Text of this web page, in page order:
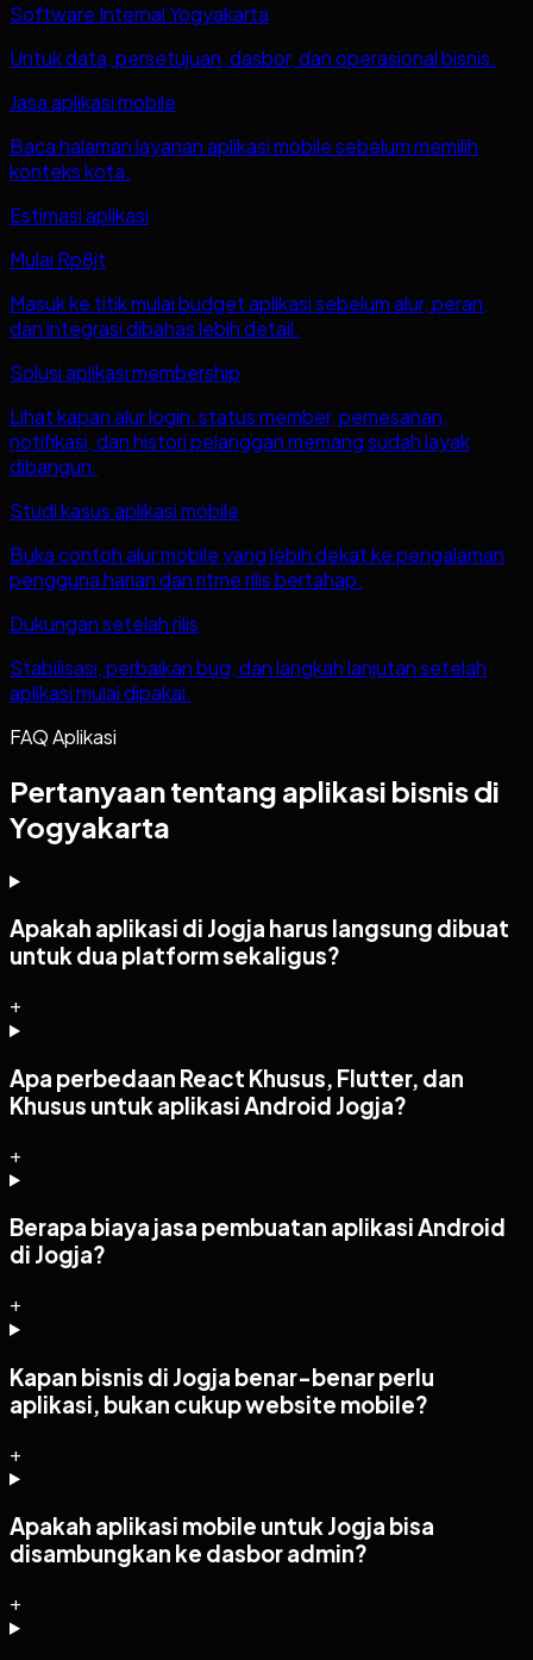
Software Internal Yogyakarta
Untuk data, persetujuan, dasbor, dan operasional bisnis.
Jasa aplikasi mobile
Baca halaman layanan aplikasi mobile sebelum memilih
konteks kota.
Estimasi aplikasi
Mulai Rp8jt
Masuk ke titik mulai budget aplikasi sebelum alur, peran,
dan integrasi dibahas lebih detail.
Solusi aplikasi membership
Lihat kapan alur login, status member, pemesanan,
notifikasi, dan histori pelanggan memang sudah layak
dibangun.
Studi kasus aplikasi mobile
Buka contoh alur mobile yang lebih dekat ke pengalaman
pengguna harian dan ritme rilis bertahap.
Dukungan setelah rilis
Stabilisasi, perbaikan bug, dan langkah lanjutan setelah
aplikasi mulai dipakai.
FAQ Aplikasi
Pertanyaan tentang aplikasi bisnis di
Yogyakarta
Apakah aplikasi di Jogja harus langsung dibuat
untuk dua platform sekaligus?
+
Apa perbedaan React Khusus, Flutter, dan
Khusus untuk aplikasi Android Jogja?
+
Berapa biaya jasa pembuatan aplikasi Android
di Jogja?
+
Kapan bisnis di Jogja benar-benar perlu
aplikasi, bukan cukup website mobile?
+
Apakah aplikasi mobile untuk Jogja bisa
disambungkan ke dasbor admin?
+